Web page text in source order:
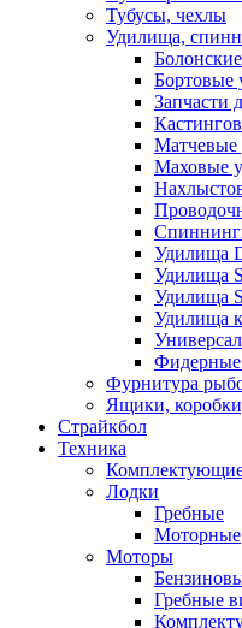
Тубусы, чехлы
Удилища,
Бортовые
Запчасти
Матчевые
Маховые
Удилища
Удилища
Удилища
Удилища
Фурнитура
Ящики,
Страйкбол
Техника
Лодки
Гребные
Моторные
Моторы
Гребные